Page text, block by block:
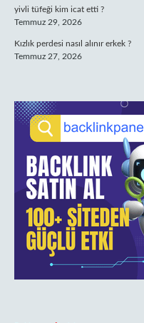
yivli tüfeği kim icat etti ?
Temmuz 29, 2026
Kızlık perdesi nasıl alınır erkek ?
Temmuz 27, 2026